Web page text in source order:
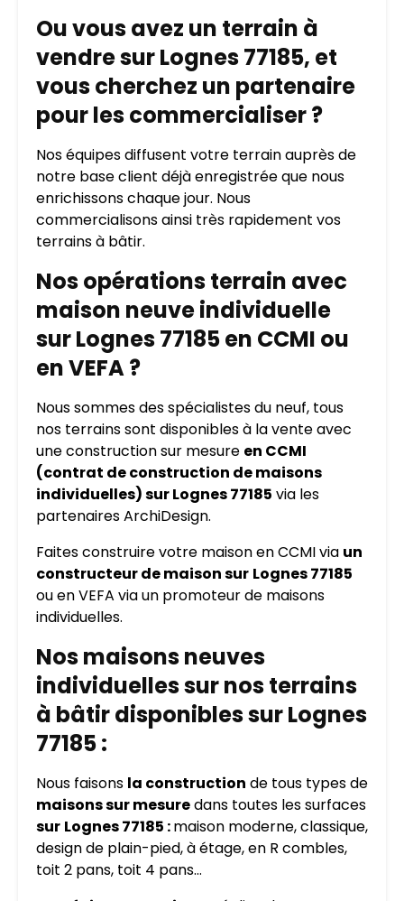
Ou vous avez un terrain à
vendre sur Lognes 77185, et
vous cherchez un partenaire
pour les commercialiser ?
Nos équipes diffusent votre terrain auprès de
notre base client déjà enregistrée que nous
enrichissons chaque jour. Nous
commercialisons ainsi très rapidement vos
terrains à bâtir.
Nos opérations terrain avec
maison neuve individuelle
sur Lognes 77185 en CCMI ou
en VEFA ?
Nous sommes des spécialistes du neuf, tous
nos terrains sont disponibles à la vente avec
une construction sur mesure en CCMI
(contrat de construction de maisons
individuelles) sur Lognes 77185 via les
partenaires ArchiDesign.
Faites construire votre maison en CCMI via un
constructeur de maison sur Lognes 77185
ou en VEFA via un promoteur de maisons
individuelles.
Nos maisons neuves
individuelles sur nos terrains
à bâtir disponibles sur Lognes
77185 :
Nous faisons la construction de tous types de
maisons sur mesuredans toutes les surfaces
sur Lognes 77185 :maison moderne, classique,
design de plain-pied, à étage, en R combles,
toit 2 pans, toit 4 pans…